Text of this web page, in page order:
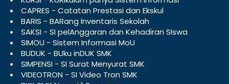
CAPRES - Catatan Prestasi dan Ekskul
BARIS - BARang Inventaris Sekolah
SAKSI - SI pelAnggaran dan Kehadiran SIswa
SIMOU - Sistem Informasi MoU
BUDUK - BUku inDUK SMK
SIMPENSI - SI Surat Menyurat SMK
VIDEOTRON - SI Video Tron SMK